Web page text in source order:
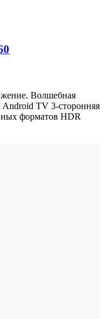
Волшебная
TV 3-сторонняя
форматов HDR